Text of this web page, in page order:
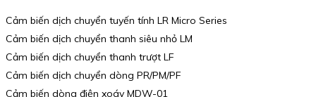
Cảm biến dịch chuyển tuyến tính LR Micro Series
Cảm biến dịch chuyển thanh siêu nhỏ LM
Cảm biến dịch chuyển thanh trượt LF
Cảm biến dịch chuyển dòng PR/PM/PF
Cảm biến dòng điện xoáy MDW-01